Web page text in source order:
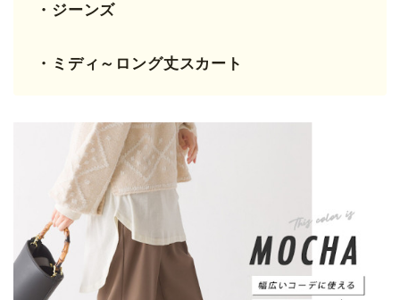
・ジーンズ
・ミディ～ロング丈スカート